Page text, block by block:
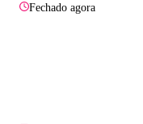
Fechado agora